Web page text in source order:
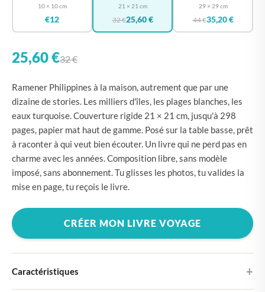
10 × 10 cm
€12
21 × 21 cm
32 €25,60 €
29 × 29 cm
44 €35,20 €
25,60 €32 €
Ramener Philippines à la maison, autrement que par une
dizaine de stories. Les milliers d'îles, les plages blanches, les
eaux turquoise. Couverture rigide 21 × 21 cm, jusqu'à 298
pages, papier mat haut de gamme. Posé sur la table basse, prêt
à raconter à qui veut bien écouter. Un livre qui ne perd pas en
charme avec les années. Composition libre, sans modèle
imposé, sans abonnement. Tu glisses les photos, tu valides la
mise en page, tu reçois le livre.
CRÉER MON LIVRE VOYAGE
Caractéristiques